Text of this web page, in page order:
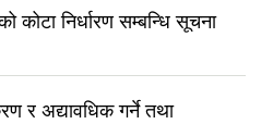
कोटा निर्धारण सम्बन्धि सूचना
र अद्यावधिक गर्ने तथा